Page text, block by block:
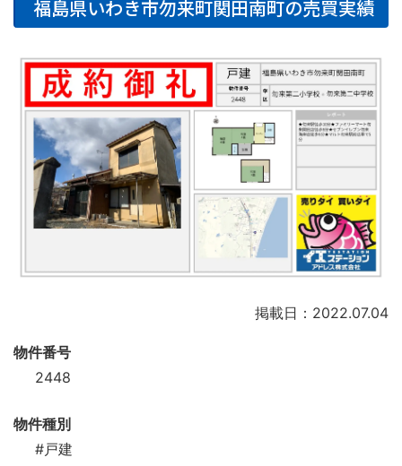
福島県いわき市勿来町関田南町の売買実績
掲載日：2022.07.04
物件番号
2448
物件種別
#戸建